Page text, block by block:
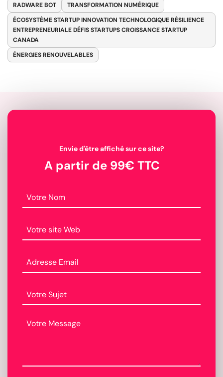
RADWARE BOT
TRANSFORMATION NUMÉRIQUE
ÉCOSYSTÈME STARTUP INNOVATION TECHNOLOGIQUE RÉSILIENCE
ENTREPRENEURIALE DÉFIS STARTUPS CROISSANCE STARTUP
CANADA
ÉNERGIES RENOUVELABLES
Envie d'être affiché sur ce site?
A partir de 99€ TTC